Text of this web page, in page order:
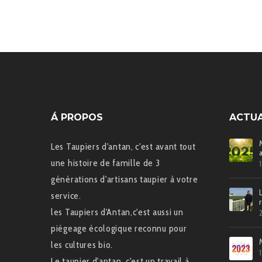
Á PROPOS
Les Taupiers d'antan, c'est avant tout
une histoire de famille de 3
générations d'artisans taupier à votre
service.
les Taupiers d'Antan,c'est aussi un
piégeage écologique reconnu pour
les cultures bio.